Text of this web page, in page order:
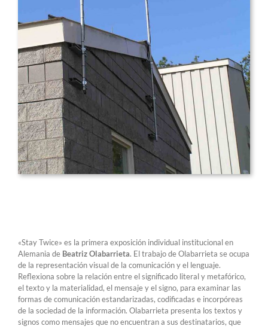
«Stay Twice» es la primera exposición individual institucional en
Alemania de Beatriz Olabarrieta. El trabajo de Olabarrieta se ocupa
de la representación visual de la comunicación y el lenguaje.
Reflexiona sobre la relación entre el significado literal y metafórico,
el texto y la materialidad, el mensaje y el signo, para examinar las
formas de comunicación estandarizadas, codificadas e incorpóreas
de la sociedad de la información. Olabarrieta presenta los textos y
signos como mensajes que no encuentran a sus destinatarios, que